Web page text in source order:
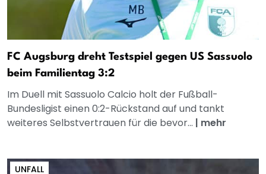
FC Augsburg dreht Testspiel gegen US Sassuolo
beim Familientag 3:2
Im Duell mit Sassuolo Calcio holt der Fußball-
Bundesligist einen 0:2-Rückstand auf und tankt
weiteres Selbstvertrauen für die bevor... | mehr
UNFALL